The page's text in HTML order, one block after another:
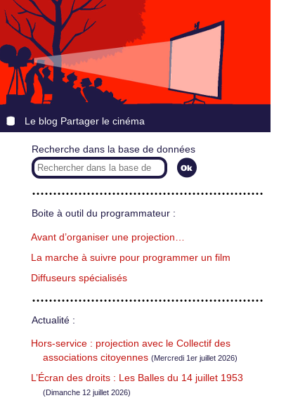
Le blog Partager le cinéma
Recherche dans la base de données
Boite à outil du programmateur :
Avant d’organiser une projection…
La marche à suivre pour programmer un film
Diffuseurs spécialisés
Actualité :
Hors-service : projection avec le Collectif des
associations citoyennes (Mercredi 1er juillet 2026)
L’Écran des droits : Les Balles du 14 juillet 1953
(Dimanche 12 juillet 2026)